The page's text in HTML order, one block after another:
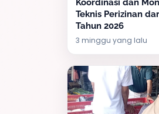
Koordinasi dan
Teknis Perizinan
Tahun 2026
3 minggu yang lalu